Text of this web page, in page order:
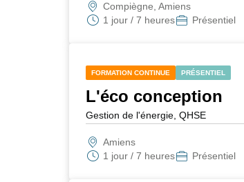
Compiègne, Amiens
1 jour / 7 heures
Présentiel
FORMATION CONTINUE PRÉSENTIEL
L'éco conception
Gestion de l'énergie, QHSE
Amiens
1 jour / 7 heures
Présentiel